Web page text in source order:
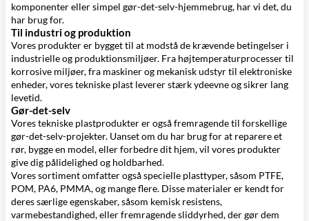
komponenter eller simpel gør-det-selv-hjemmebrug, har vi det, du
har brug for.
Til industri og produktion
Vores produkter er bygget til at modstå de krævende betingelser i
industrielle og produktionsmiljøer. Fra højtemperaturprocesser til
korrosive miljøer, fra maskiner og mekanisk udstyr til elektroniske
enheder, vores tekniske plast leverer stærk ydeevne og sikrer lang
levetid.
Gør-det-selv
Vores tekniske plastprodukter er også fremragende til forskellige
gør-det-selv-projekter. Uanset om du har brug for at reparere et
rør, bygge en model, eller forbedre dit hjem, vil vores produkter
give dig pålidelighed og holdbarhed.
Vores sortiment omfatter også specielle plasttyper, såsom PTFE,
POM, PA6, PMMA, og mange flere. Disse materialer er kendt for
deres særlige egenskaber, såsom kemisk resistens,
varmebestandighed, eller fremragende sliddyrhed, der gør dem